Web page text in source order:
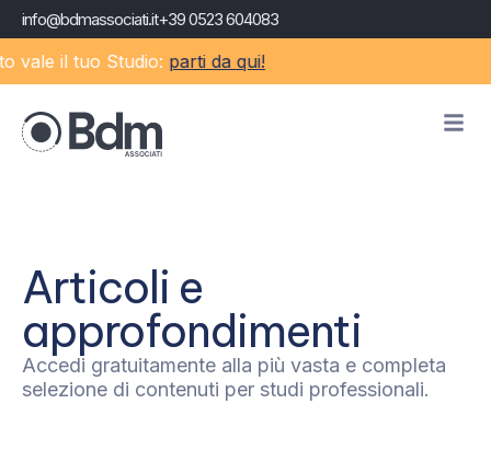
info@bdmassociati.it+39 0523 604083
vale il tuo Studio:parti da qui!
Articoli e
approfondimenti
Accedi gratuitamente alla più vasta e completa
selezione di contenuti per studi professionali.